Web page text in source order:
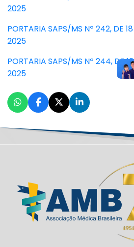
2025
PORTARIA SAPS/MS Nº 242, DE
2025
PORTARIA SAPS/MS Nº 244, DE
2025